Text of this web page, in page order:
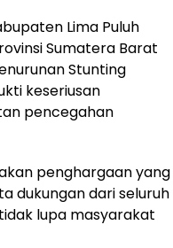
Lima Puluh
Sumatera Barat
Stunting
keseriusan
pencegahan
penghargaan yang
dukungan dari seluruh
lupa masyarakat